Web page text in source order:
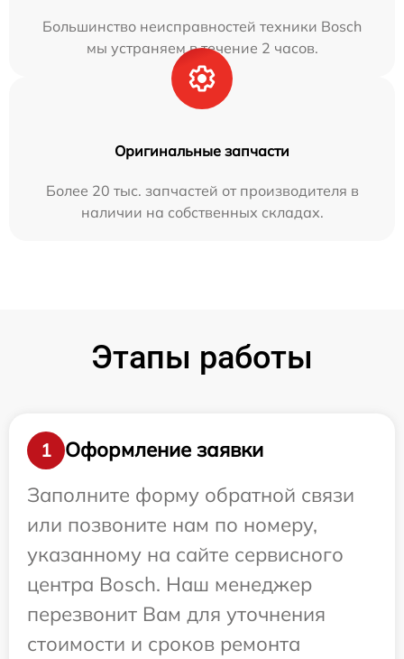
Большинство неисправностей техники Bosch
мы устраняем в течение 2 часов.
Оригинальные запчасти
Более 20 тыс. запчастей от производителя в
наличии на собственных складах.
Этапы работы
1
Оформление заявки
Заполните форму обратной связи
или позвоните нам по номеру,
указанному на сайте сервисного
центра Bosch. Наш менеджер
перезвонит Вам для уточнения
стоимости и сроков ремонта